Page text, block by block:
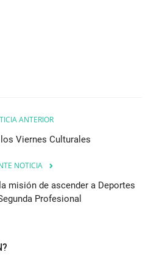
ANTERIOR
Viernes Culturales
NOTICIA
misión de ascender a Deportes
Profesional